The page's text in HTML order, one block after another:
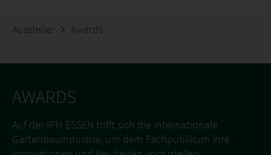
Aussteller Awards
AWARDS
Auf der IPM ESSEN trifft sich die internationale
Gartenbauindustrie, um dem Fachpublikum ihre